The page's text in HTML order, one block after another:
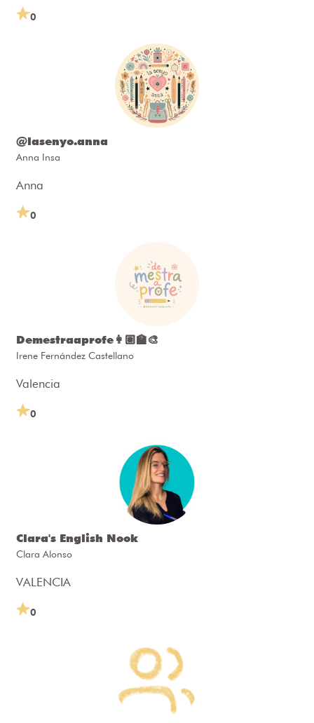
0
@lasenyo.anna
Anna Insa
Anna
0
Demestraaprofe👩🏽‍🏫🎨
Irene Fernández Castellano
Valencia
0
Clara's English Nook
Clara Alonso
VALENCIA
0